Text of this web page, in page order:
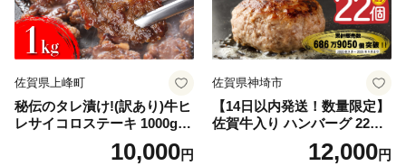
佐賀県上峰町
秘伝のタレ漬け!(訳あり)牛ヒ
レサイコロステーキ 1000g
10,000円
佐賀県神埼市
【14日以内発送！数量限定】
佐賀牛入り ハンバーグ 22個
2.6kg(120g×22個)【佐賀牛
黒毛和牛 ブランド牛 九州 ハ
12,000円